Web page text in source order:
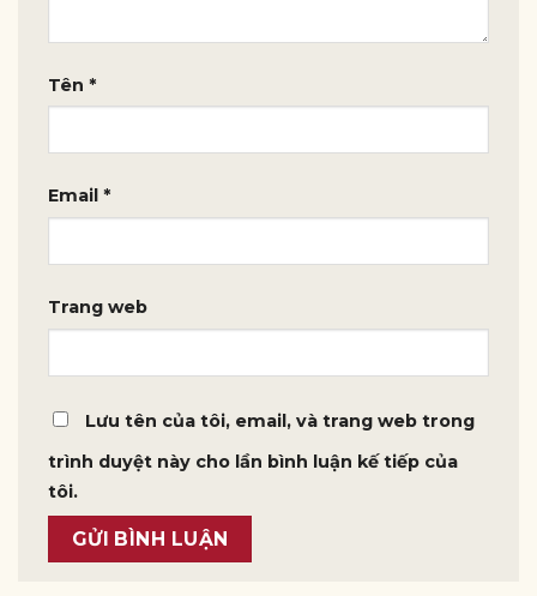
Tên *
Email *
Trang web
Lưu tên của tôi, email, và trang web trong
trình duyệt này cho lần bình luận kế tiếp của
tôi.